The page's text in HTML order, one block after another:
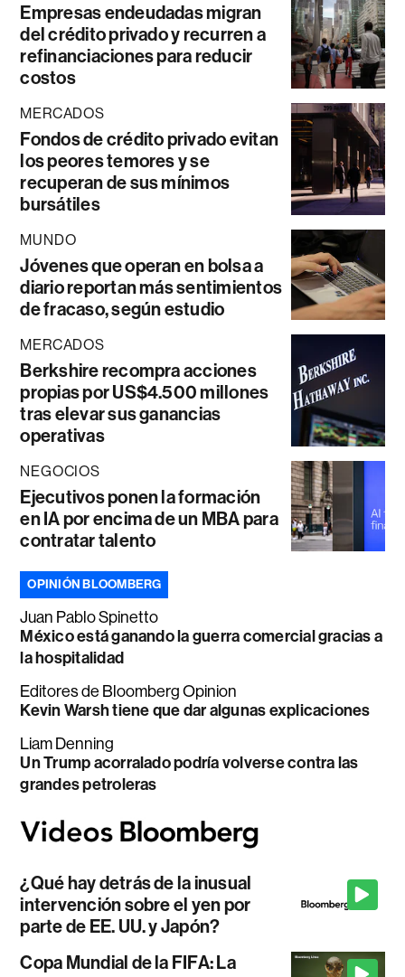
Empresas endeudadas migran
del crédito privado y recurren a
refinanciaciones para reducir
costos
MERCADOS
Fondos de crédito privado evitan
los peores temores y se
recuperan de sus mínimos
bursátiles
MUNDO
Jóvenes que operan en bolsa a
diario reportan más sentimientos
de fracaso, según estudio
MERCADOS
Berkshire recompra acciones
propias por US$4.500 millones
tras elevar sus ganancias
operativas
NEGOCIOS
Ejecutivos ponen la formación
en IA por encima de un MBA para
contratar talento
OPINIÓN BLOOMBERG
Juan Pablo Spinetto
México está ganando la guerra comercial gracias a
la hospitalidad
Editores de Bloomberg Opinion
Kevin Warsh tiene que dar algunas explicaciones
Liam Denning
Un Trump acorralado podría volverse contra las
grandes petroleras
¿Qué hay detrás de la inusual
intervención sobre el yen por
parte de EE. UU. y Japón?
Copa Mundial de la FIFA: La